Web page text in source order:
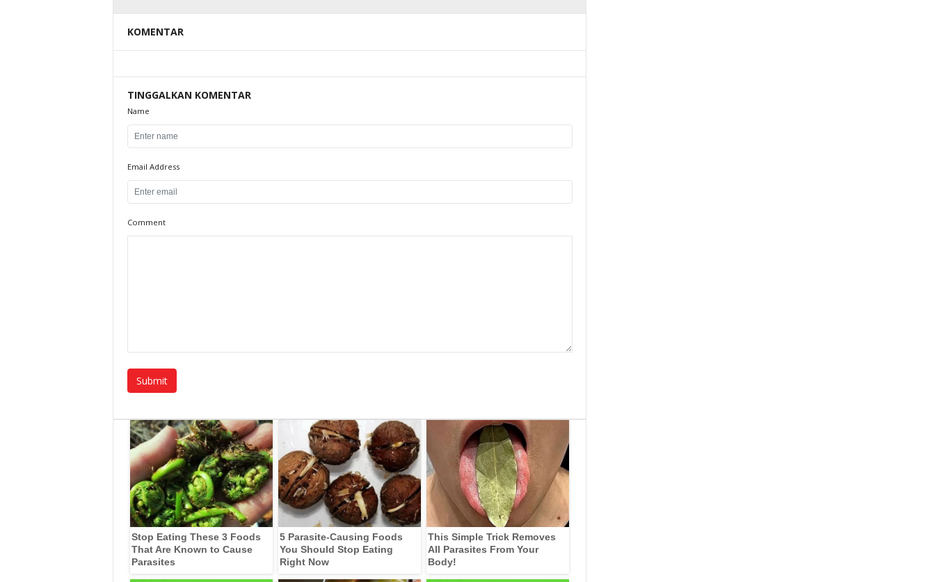
KOMENTAR
TINGGALKAN KOMENTAR
Name
Email Address
Comment
Stop Eating These 3 Foods
That Are Known to Cause
Parasites
5 Parasite-Causing Foods
You Should Stop Eating
Right Now
This Simple Trick Removes
All Parasites From Your
Body!